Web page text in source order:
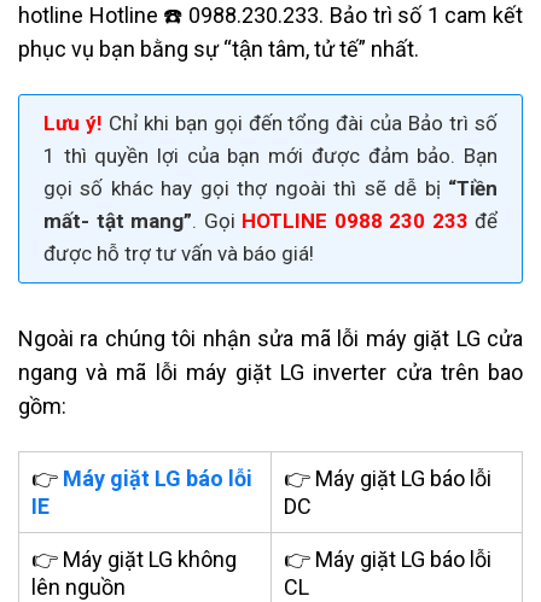
hotline Hotline ☎️ 0988.230.233. Bảo trì số 1 cam kết
phục vụ bạn bằng sự “tận tâm, tử tế” nhất.
Lưu ý! Chỉ khi bạn gọi đến tổng đài của Bảo trì số
1 thì quyền lợi của bạn mới được đảm bảo. Bạn
gọi số khác hay gọi thợ ngoài thì sẽ dễ bị “Tiền
mất- tật mang”. Gọi HOTLINE 0988 230 233 để
được hỗ trợ tư vấn và báo giá!
Ngoài ra chúng tôi nhận sửa mã lỗi máy giặt LG cửa
ngang và mã lỗi máy giặt LG inverter cửa trên bao
gồm:
👉 Máy giặt LG báo lỗi
IE
👉 Máy giặt LG báo lỗi
DC
👉 Máy giặt LG không
lên nguồn
👉 Máy giặt LG báo lỗi
CL